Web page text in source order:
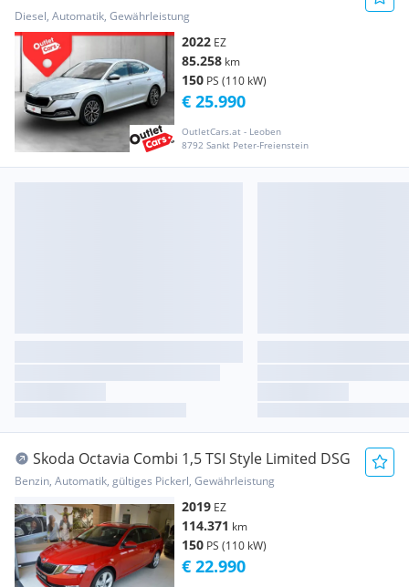
RADAR+LED+RFK+Virtual+PDC
Diesel, Automatik, Gewährleistung
2022 EZ
85.258 km
150 PS (110 kW)
OutletCars.at - Leoben
8792 Sankt Peter-Freienstein
€ 25.990
Skoda Octavia Combi 1,5 TSI Style Limited DSG
Benzin, Automatik, gültiges Pickerl, Gewährleistung
2019 EZ
114.371 km
150 PS (110 kW)
€ 22.990